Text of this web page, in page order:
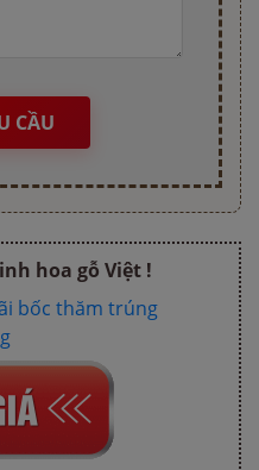
CẦU
hoa gỗ Việt !
bốc thăm trúng